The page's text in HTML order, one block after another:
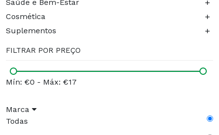
Saúde e Bem-Estar +
Cosmética +
Suplementos +
FILTRAR POR PREÇO
Mín: €0 - Máx: €17
Marca
Todas